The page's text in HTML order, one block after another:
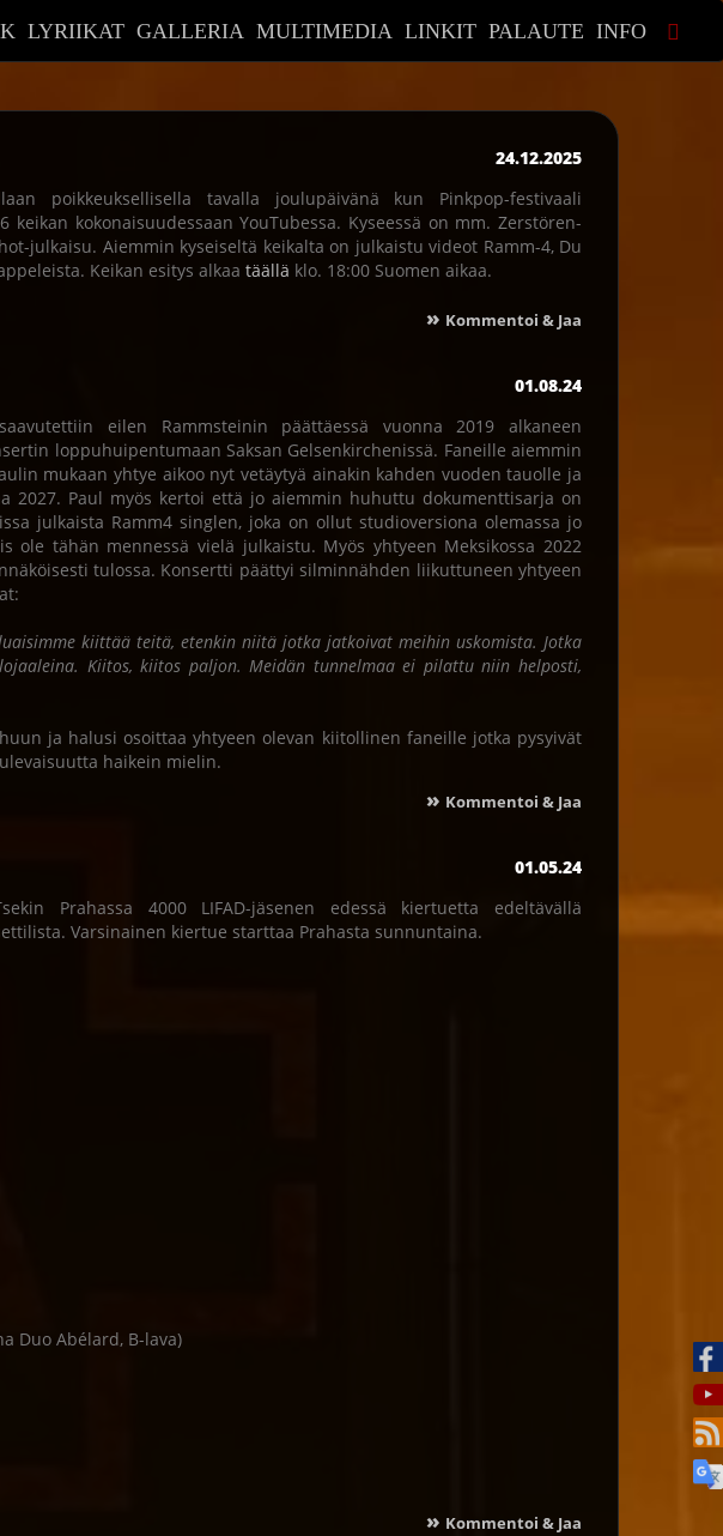
LYRIIKAT GALLERIA MULTIMEDIA LINKIT PALAUTE INFO
24.12.2025
poikkeuksellisella tavalla joulupäivänä kun Pinkpop-festivaali
keikan kokonaisuudessaan YouTubessa. Kyseessä on mm. Zerstören-
julkaisu. Aiemmin kyseiseltä keikalta on julkaistu videot Ramm-4, Du
Keikan esitys alkaa täällä klo. 18:00 Suomen aikaa.
» Kommentoi & Jaa
01.08.24
eilen Rammsteinin päättäessä vuonna 2019 alkaneen
loppuhuipentumaan Saksan Gelsenkirchenissä. Faneille aiemmin
mukaan yhtye aikoo nyt vetäytyä ainakin kahden vuoden tauolle ja
2027. Paul myös kertoi että jo aiemmin huhuttu dokumenttisarja on
julkaista Ramm4 singlen, joka on ollut studioversiona olemassa jo
ole tähän mennessä vielä julkaistu. Myös yhtyeen Meksikossa 2022
tulossa. Konsertti päättyi silminnähden liikuttuneen yhtyeen
kiittää teitä, etenkin niitä jotka jatkoivat meihin uskomista. Jotka
Kiitos, kiitos paljon. Meidän tunnelmaa ei pilattu niin helposti,
ja halusi osoittaa yhtyeen olevan kiitollinen faneille jotka pysyivät
haikein mielin.
» Kommentoi & Jaa
01.05.24
Prahassa 4000 LIFAD-jäsenen edessä kiertuetta edeltävällä
Varsinainen kiertue starttaa Prahasta sunnuntaina.
Duo Abélard, B-lava)
» Kommentoi & Jaa